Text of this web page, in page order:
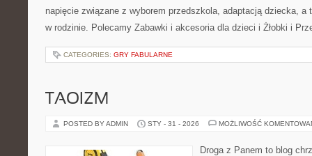
napięcie związane z wyborem przedszkola, adaptacją dziecka, a
w rodzinie. Polecamy Zabawki i akcesoria dla dzieci i Żłobki i
CATEGORIES: GRY FABULARNE
TAOIZM
POSTED BY ADMIN STY - 31 - 2026 MOŻLIWOŚĆ
Droga z Panem to blog